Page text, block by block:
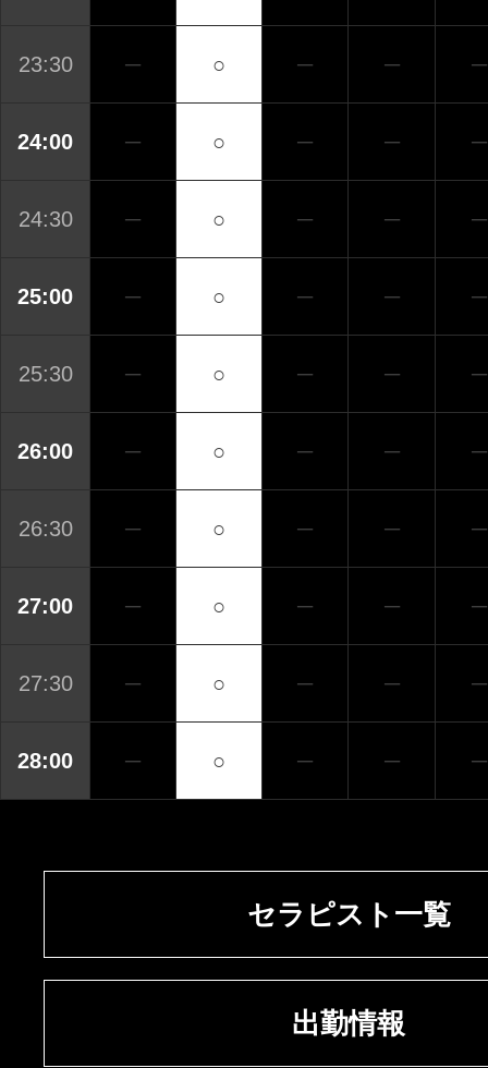
23:30 ─ ○ ─ ─ ─
24:00 ─ ○ ─ ─ ─
24:30 ─ ○ ─ ─ ─
25:00 ─ ○ ─ ─ ─
25:30 ─ ○ ─ ─ ─
26:00 ─ ○ ─ ─ ─
26:30 ─ ○ ─ ─ ─
27:00 ─ ○ ─ ─ ─
27:30 ─ ○ ─ ─ ─
28:00 ─ ○ ─ ─ ─
セラピスト一覧
出勤情報